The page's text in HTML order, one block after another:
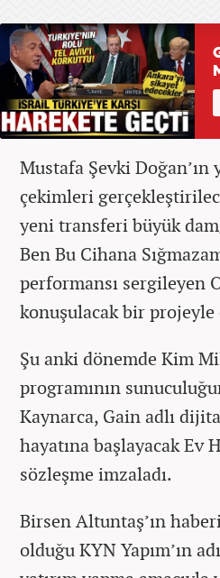
Mustafa Şevki
çekimleri
yeni transferi büyük
Ben Bu Cihana
performansı sergileyen
konuşulacak bir
Şu anki dönemde Kim
programının
Kaynarca, Gain adlı
hayatına başlayacak Ev
sözleşme imzaladı.
Birsen Altuntaş’ın
olduğu KYN Yapım’ın